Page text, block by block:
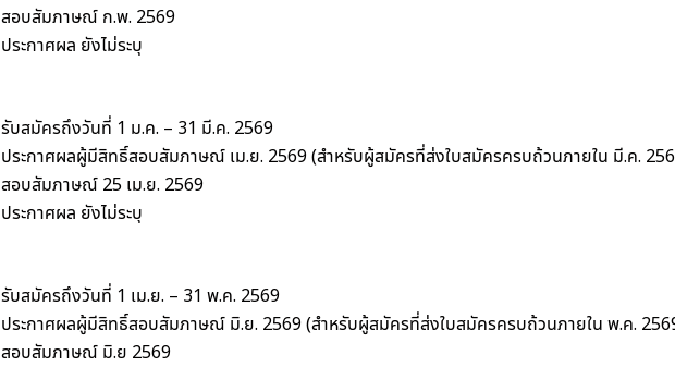
สอบสัมภาษณ์ ก.พ. 2569
ประกาศผล ยังไม่ระบุ
รับสมัครถึงวันที่ 1 ม.ค. – 31 มี.ค. 2569
ประกาศผลผู้มีสิทธิ์สอบสัมภาษณ์ เม.ย. 2569 (สำหรับผู้สมัครที่ส่งใบสมัครครบถ้วนภายใน มี.ค.
สอบสัมภาษณ์ 25 เม.ย. 2569
ประกาศผล ยังไม่ระบุ
รับสมัครถึงวันที่ 1 เม.ย. – 31 พ.ค. 2569
ประกาศผลผู้มีสิทธิ์สอบสัมภาษณ์ มิ.ย. 2569 (สำหรับผู้สมัครที่ส่งใบสมัครครบถ้วนภายใน พ.ค.
สอบสัมภาษณ์ มิ.ย 2569